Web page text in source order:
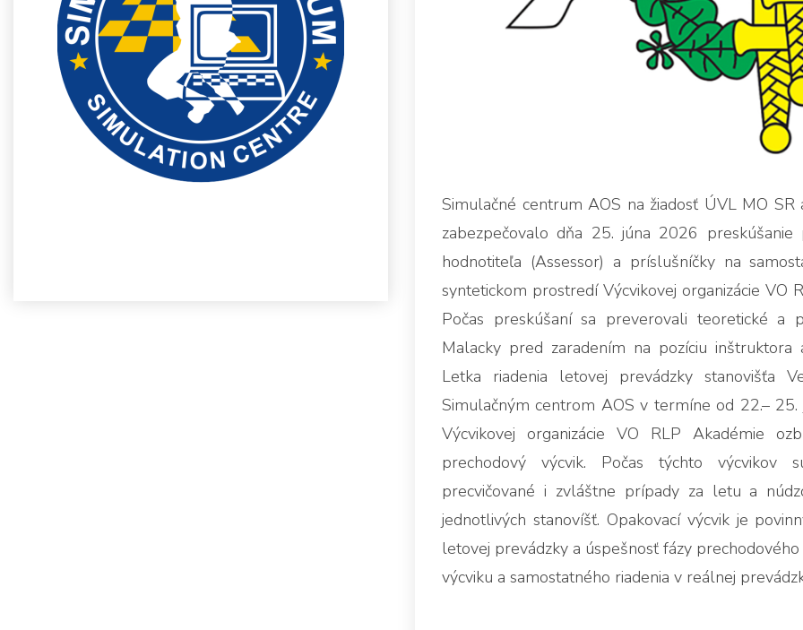
Simulačné centrum AOS na žiadosť ÚVL MO
zabezpečovalo dňa 25. júna 2026
hodnotiteľa (Assessor) a príslušníčky na
syntetickom prostredí Výcvikovej organizácie VO
Počas preskúšaní sa preverovali teoretické a
Malacky pred zaradením na pozíciu
Letka riadenia letovej prevádzky stanovišťa
Simulačným centrom AOS v termíne od 22.–
Výcvikovej organizácie VO RLP Akadémie
prechodový výcvik. Počas týchto výcvikov
precvičované i zvláštne prípady za letu a
jednotlivých stanovíšť. Opakovací výcvik je
letovej prevádzky a úspešnosť fázy
výcviku a samostatného riadenia v reálnej